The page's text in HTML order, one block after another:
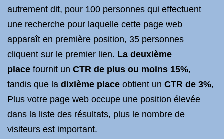
autrement dit, pour 100 personnes qui effectuent
une recherche pour laquelle cette page web
apparaît en première position, 35 personnes
cliquent sur le premier lien. La deuxième
place fournit un CTR de plus ou moins 15%,
tandis que la dixième place obtient un CTR de 3%,
Plus votre page web occupe une position élevée
dans la liste des résultats, plus le nombre de
visiteurs est important.